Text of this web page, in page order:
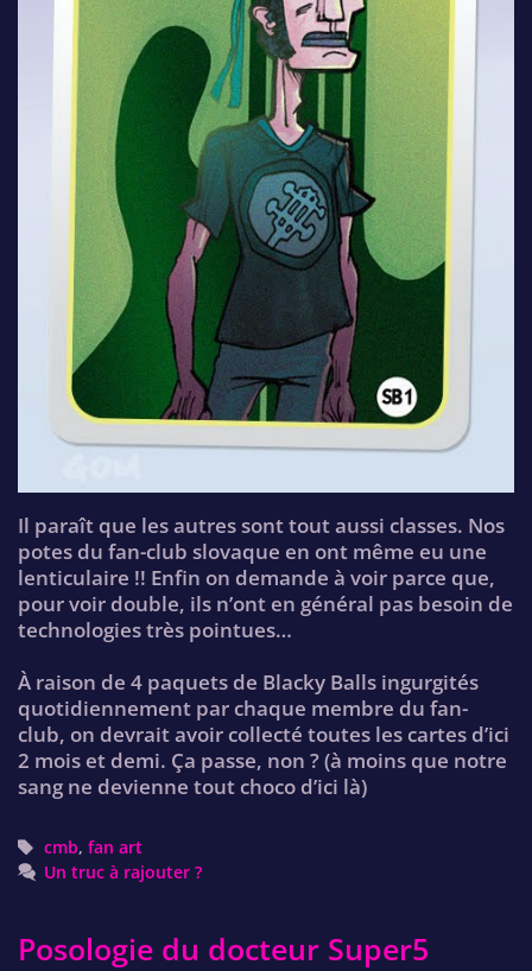
Il paraît que les autres sont tout aussi classes. Nos
potes du fan-club slovaque en ont même eu une
lenticulaire !! Enfin on demande à voir parce que,
pour voir double, ils n’ont en général pas besoin de
technologies très pointues…
À raison de 4 paquets de Blacky Balls ingurgités
quotidiennement par chaque membre du fan-
club, on devrait avoir collecté toutes les cartes d’ici
2 mois et demi. Ça passe, non ? (à moins que notre
sang ne devienne tout choco d’ici là)
Tags
cmb, fan art
Un truc à rajouter ?
Posologie du docteur Super5